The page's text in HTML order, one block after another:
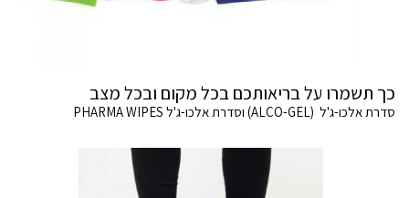
כך תשמרו על בריאותכם בכל מקום ובכל מצב
סדרת אלכו-ג'ל (ALCO-GEL) וסדרת אלכו-ג'ל PHARMA WIPES